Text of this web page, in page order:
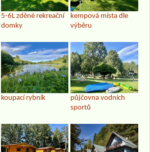
5-6L zděné rekreační
domky
kempová místa dle
výběru
koupací rybník
půjčovna vodních
sportů